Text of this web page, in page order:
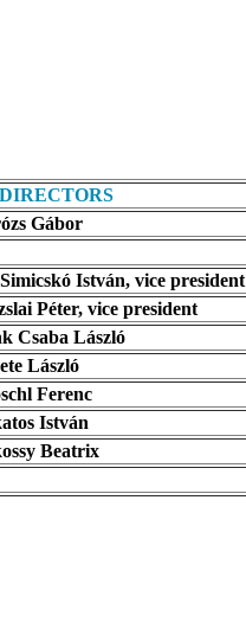
Gábor
István, vice president
Péter, vice president
Csaba László
László
Ferenc
István
Beatrix